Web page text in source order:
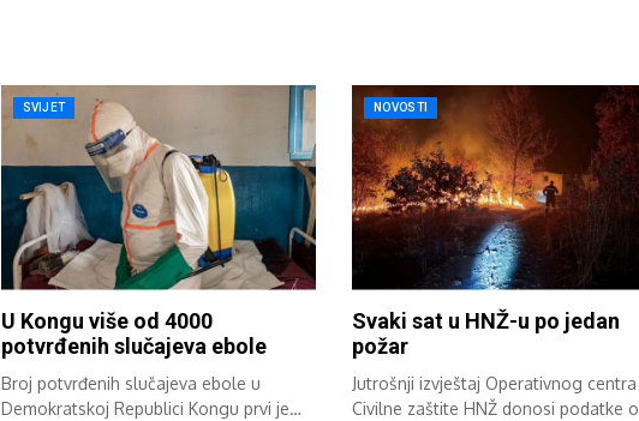
SVIJET
U Kongu više od 4000
potvrđenih slučajeva ebole
Broj potvrđenih slučajeva ebole u
Demokratskoj Republici Kongu prvi je
NOVOSTI
Svaki sat u HNŽ-u po jedan
požar
Jutrošnji izvještaj Operativnog centra
Civilne zaštite HNŽ donosi podatke o